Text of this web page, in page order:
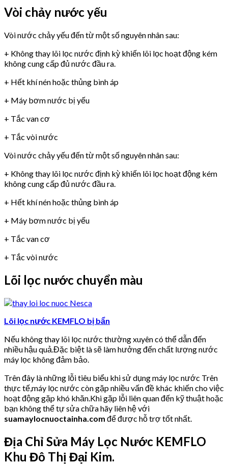
Vòi chảy nước yếu
Vòi nước chảy yếu đến từ một số nguyên nhân sau:
+ Không thay lõi lọc nước định kỳ khiến lõi lọc hoạt động kém
không cung cấp đủ nước đầu ra.
+ Hết khí nén hoặc thủng bình áp
+ Máy bơm nước bị yếu
+ Tắc van cơ
+ Tắc vòi nước
Vòi nước chảy yếu đến từ một số nguyên nhân sau:
+ Không thay lõi lọc nước định kỳ khiến lõi lọc hoạt động kém
không cung cấp đủ nước đầu ra.
+ Hết khí nén hoặc thủng bình áp
+ Máy bơm nước bị yếu
+ Tắc van cơ
+ Tắc vòi nước
Lõi lọc nước chuyển màu
Lõi lọc nước KEMFLO bị bẩn
Nếu không thay lõi lọc nước thường xuyên có thể dẫn đến
nhiều hậu quả.Đặc biệt là sẽ làm hưởng đến chất lượng nước
máy lọc không đảm bảo.
Trên đây là những lỗi tiêu biểu khi sử dụng máy lọc nước Trên
thực tế,máy lọc nước còn gặp nhiều vấn đề khác khiến cho việc
hoạt động gặp khó khăn.Khi gặp lỗi liên quan đến kỹ thuật hoặc
bạn không thể tự sửa chữa hãy liên hệ với
suamaylocnuoctainha.com để được hỗ trợ tốt nhất.
Địa Chỉ Sửa Máy Lọc Nước KEMFLO
Khu Đô Thị Đại Kim.